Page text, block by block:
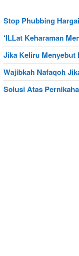
Stop Phubbing
‘ILLat Keharaman
Jika Keliru Menyebut
Wajibkah Nafaqoh
Solusi Atas